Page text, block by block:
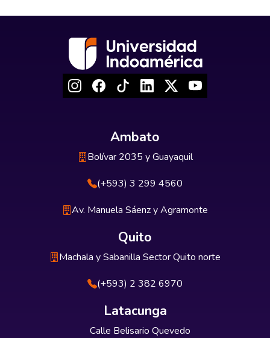
Ambato
Bolívar 2035 y Guayaquil
(+593) 3 299 4560
Av. Manuela Sáenz y Agramonte
Quito
Machala y Sabanilla Sector Quito norte
(+593) 2 382 6970
Latacunga
Calle Belisario Quevedo